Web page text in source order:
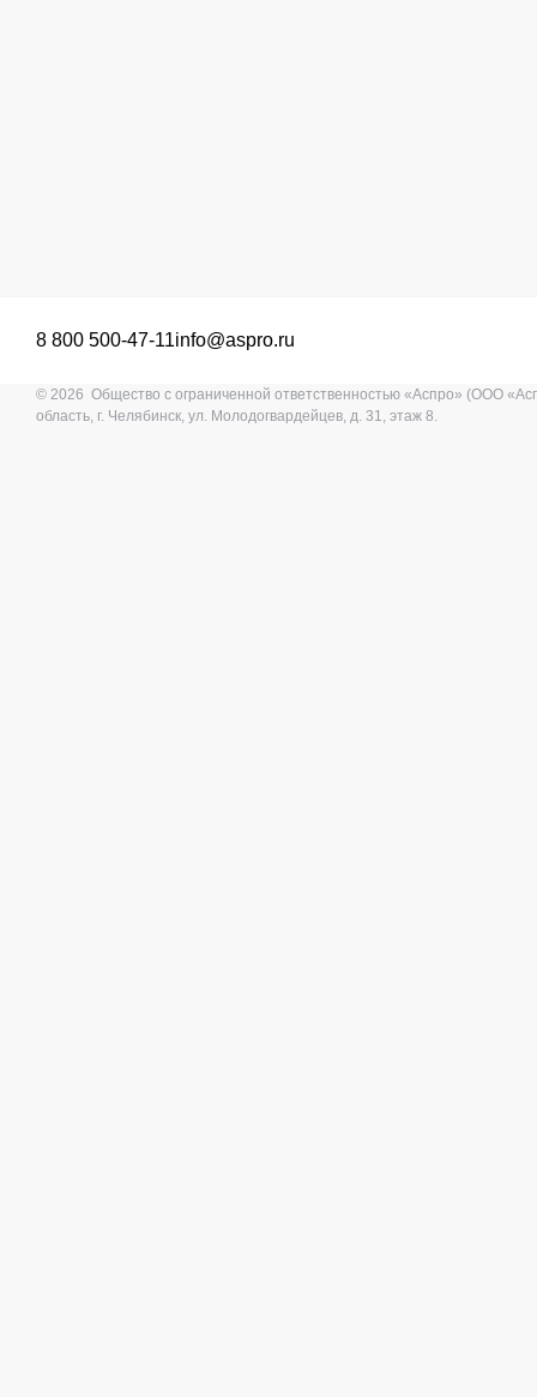
8 800 500-47-11info@aspro.ru
© 2026 Общество с ограниченной ответственностью «Аспро» (ООО
область, г. Челябинск, ул. Молодогвардейцев, д. 31, этаж 8.